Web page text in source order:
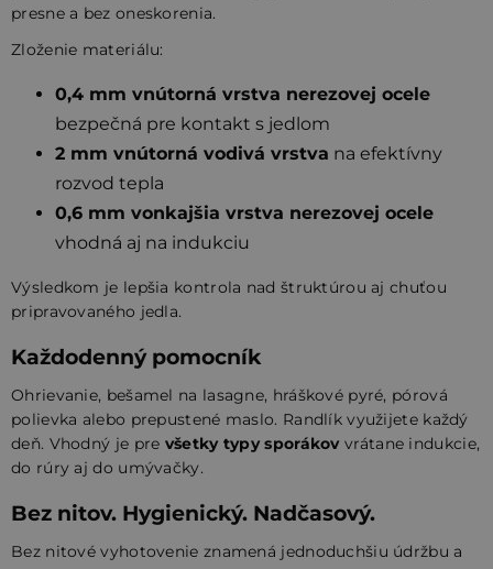
presne a bez oneskorenia.
Zloženie materiálu:
0,4 mm vnútorná vrstva nerezovej ocele
bezpečná pre kontakt s jedlom
2 mm vnútorná vodivá vrstva na efektívny
rozvod tepla
0,6 mm vonkajšia vrstva nerezovej ocele
vhodná aj na indukciu
Výsledkom je lepšia kontrola nad štruktúrou aj chuťou
pripravovaného jedla.
Každodenný pomocník
Ohrievanie, bešamel na lasagne, hráškové pyré, pórová
polievka alebo prepustené maslo. Randlík využijete každý
deň. Vhodný je pre všetky typy sporákovvrátane indukcie,
do rúry aj do umývačky.
Bez nitov. Hygienický. Nadčasový.
Bez nitové vyhotovenie znamená jednoduchšiu údržbu a